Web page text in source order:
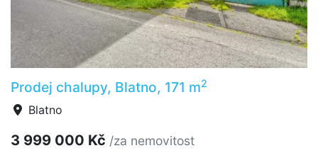
Prodej chalupy, Blatno, 171 m2
Blatno
3 999 000 Kč /za nemovitost